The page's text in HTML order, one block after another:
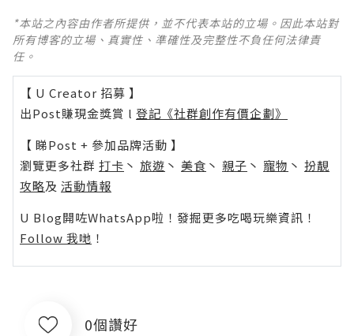
*本站之內容由作者所提供，並不代表本站的立場。因此本站對
所有博客的立場、真實性、準確性及完整性不負任何法律責
任。
【 U Creator 招募 】
出Post賺現金獎賞 l 登記《社群創作有價企劃》
【 睇Post + 參加品牌活動 】
瀏覽更多社群 打卡 丶 旅遊 丶 美食 丶 親子 丶 寵物 丶 扮靚
攻略及 活動情報
U Blog開咗WhatsApp啦！發掘更多吃喝玩樂資訊！
Follow 我哋 ！
0個讚好